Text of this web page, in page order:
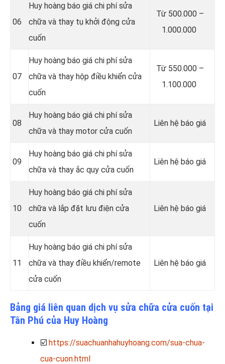
06
Huy hoàng báo giá chi phí sửa
chữa và thay tụ khởi động cửa
cuốn
Từ 500.000 –
1.000.000
07
Huy hoàng báo giá chi phí sửa
chữa và thay hộp điều khiển cửa
cuốn
Từ 550.000 –
1.100.000
08
Huy hoàng báo giá chi phí sửa
chữa và thay motor cửa cuốn
Liên hệ báo giá
09
Huy hoàng báo giá chi phí sửa
chữa và thay ắc quy cửa cuốn
Liên hệ báo giá
10
Huy hoàng báo giá chi phí sửa
chữa và lắp đặt lưu điện cửa
cuốn
Liên hệ báo giá
11
Huy hoàng báo giá chi phí sửa
chữa và thay điều khiển/remote
cửa cuốn
Liên hệ báo giá
Bảng giá liên quan dịch vụ sửa chữa cửa cuốn tại
Tân Phú của Huy Hoàng
☑️ https://suachuanhahuyhoang.com/sua-chua-
cua-cuon.html